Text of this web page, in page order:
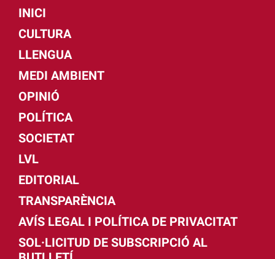
INICI
CULTURA
LLENGUA
MEDI AMBIENT
OPINIÓ
POLÍTICA
SOCIETAT
LVL
EDITORIAL
TRANSPARÈNCIA
AVÍS LEGAL I POLÍTICA DE PRIVACITAT
SOL·LICITUD DE SUBSCRIPCIÓ AL